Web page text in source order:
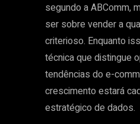
segundo a ABComm,
ser sobre vender a
criterioso. Enquanto
técnica que distingue
tendências do e-
crescimento estará
estratégico de dados.